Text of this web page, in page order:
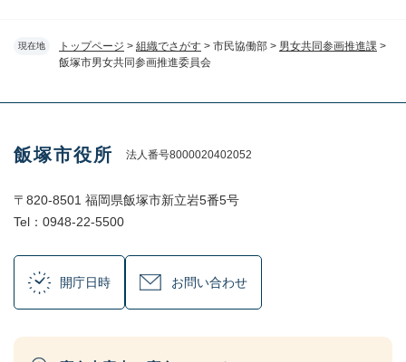
現在地 トップページ > 組織でさがす > 市民協働部 > 男女共同参画推進課 >
飯塚市男女共同参画推進委員会
飯塚市役所 法人番号8000020402052
〒820-8501 福岡県飯塚市新立岩5番5号
Tel：0948-22-5500
開庁日時 お問い合わせ